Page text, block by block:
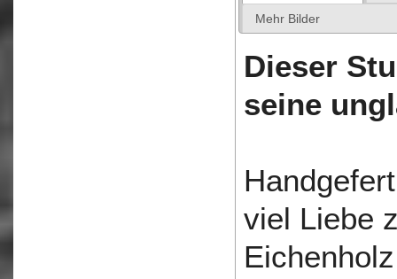
Mehr Bilder
Dieser
seine
viel Liebe